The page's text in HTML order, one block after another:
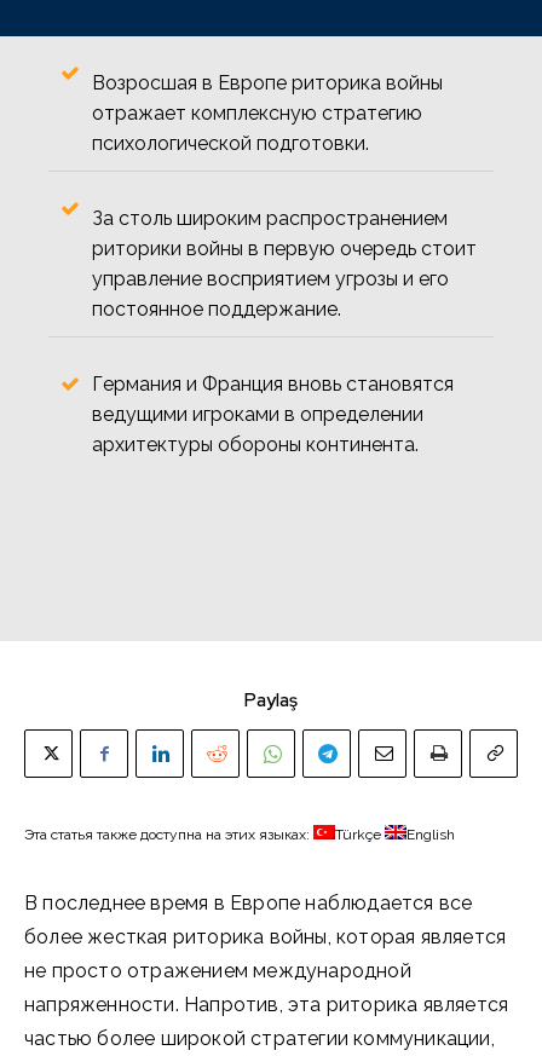
Возросшая в Европе риторика войны
отражает комплексную стратегию
психологической подготовки.
За столь широким распространением
риторики войны в первую очередь стоит
управление восприятием угрозы и его
постоянное поддержание.
Германия и Франция вновь становятся
ведущими игроками в определении
архитектуры обороны континента.
Paylaş
Эта статья также доступна на этих языках: Türkçe English
В последнее время в Европе наблюдается все
более жесткая риторика войны, которая является
не просто отражением международной
напряженности. Напротив, эта риторика является
частью более широкой стратегии коммуникации,